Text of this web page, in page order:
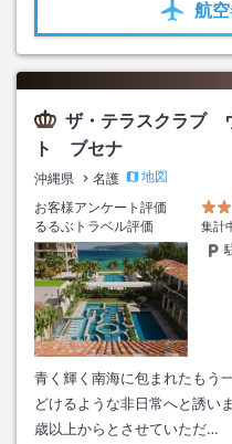
航
ザ・テラスクラブ
ト ブセナ
沖縄県 名護
地図
お客様アンケート評価
るるぶトラベル評価
集計
青く輝く南海に包まれたもう
どけるような非日常へと誘い
歳以上からとさせていただ…